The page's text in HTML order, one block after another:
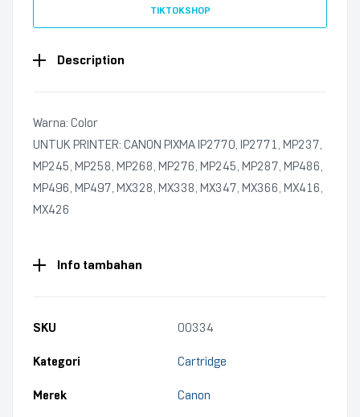
TIKTOKSHOP
Description
Warna: Color
UNTUK PRINTER: CANON PIXMA IP2770, IP2771, MP237,
MP245, MP258, MP268, MP276, MP245, MP287, MP486,
MP496, MP497, MX328, MX338, MX347, MX366, MX416,
MX426
Info tambahan
SKU 00334
Kategori Cartridge
Merek Canon